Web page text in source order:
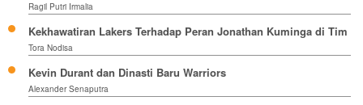
Ragil Putri Irmalia
Kekhawatiran Lakers Terhadap Peran Jonathan Kuminga di Tim
Tora Nodisa
Kevin Durant dan Dinasti Baru Warriors
Alexander Senaputra